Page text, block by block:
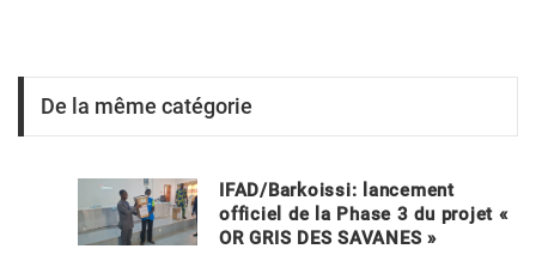
De la même catégorie
IFAD/Barkoissi: lancement
officiel de la Phase 3 du projet «
OR GRIS DES SAVANES »